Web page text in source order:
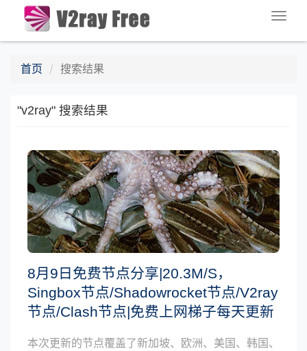
首页 搜索结果
"v2ray" 搜索结果
8月9日免费节点分享|20.3M/S，
Singbox节点/Shadowrocket节点/V2ray
节点/Clash节点|免费上网梯子每天更新
本次更新的节点覆盖了新加坡、欧洲、美国、韩国、